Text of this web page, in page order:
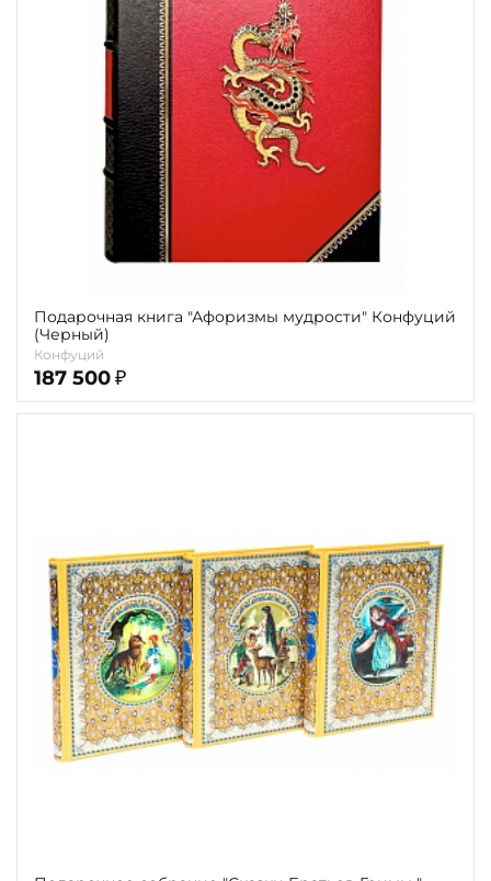
Подарочная книга "Афоризмы мудрости" Конфуций
(Черный)
Конфуций
187 500 ₽